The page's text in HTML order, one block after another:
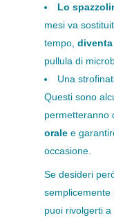
Lo
mesi va
tempo,
pullula di
Una
Questi sono
permetteranno
orale e
occasione.
Se desideri
semplicemente
puoi rivolgerti a